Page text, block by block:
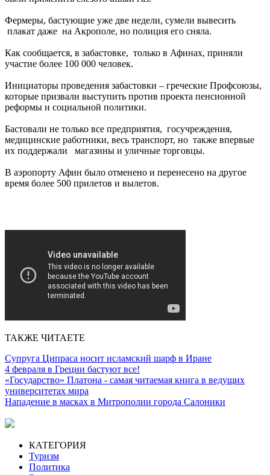
Фермеры, бастующие уже две недели, сумели вывесить
плакат даже на Акрополе, но полиция его сняла.
Как сообщается, в забастовке, только в Афинах, приняли
участие более 100 000 человек.
Инициаторы проведения забастовки – греческие Профсоюзы,
которые призвали выступить против проекта пенсионной
реформы и социальной политики.
Бастовали не только все предприятия, госучреждения,
медицинские работники, весь транспорт, но также впервые
их поддержали магазины и уличные торговцы.
В аэропорту Афин было отменено и перенесено на другое
время более 500 прилетов и вылетов.
ТАКЖЕ ЧИТАЕТЕ
Супруга Ципраса носит исламский шарф в Иране
4 февраля в Греции бастуют все!
«Государство» Платона - самая читаемая книга в ведущих
университетах мира
Нападение в масках в Митрополии города Салоники
КАТЕГОРИЯ
Туризм
Политика